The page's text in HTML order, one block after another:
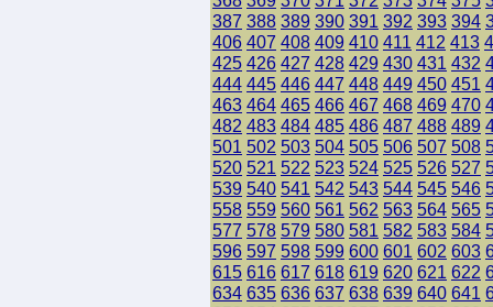
387 388 389 390 391 392 393 394
406 407 408 409 410 411 412 413
425 426 427 428 429 430 431 432
444 445 446 447 448 449 450 451
463 464 465 466 467 468 469 470
482 483 484 485 486 487 488 489
501 502 503 504 505 506 507 508
520 521 522 523 524 525 526 527
539 540 541 542 543 544 545 546
558 559 560 561 562 563 564 565
577 578 579 580 581 582 583 584
596 597 598 599 600 601 602 603
615 616 617 618 619 620 621 622
634 635 636 637 638 639 640 641